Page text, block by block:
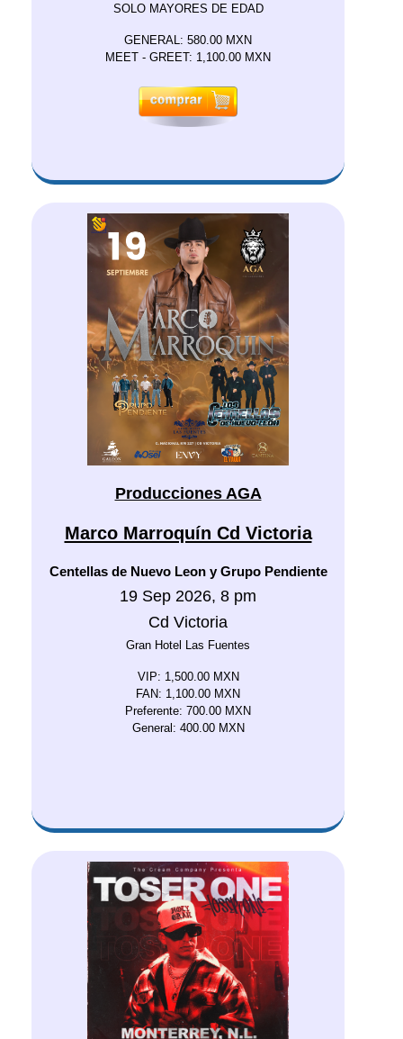
SOLO MAYORES DE EDAD
GENERAL: 580.00 MXN
MEET - GREET: 1,100.00 MXN
Producciones AGA
Marco Marroquín Cd Victoria
Centellas de Nuevo Leon y Grupo Pendiente
19 Sep 2026, 8 pm
Cd Victoria
Gran Hotel Las Fuentes
VIP: 1,500.00 MXN
FAN: 1,100.00 MXN
Preferente: 700.00 MXN
General: 400.00 MXN